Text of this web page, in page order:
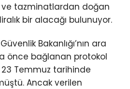
tazminatlardan doğan
bir alacağı bulunuyor.
Bakanlığı’nın ara
önce bağlanan protokol
Temmuz tarihinde
Ancak verilen